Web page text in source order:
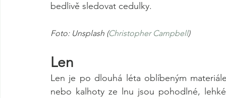
bedlivě sledovat cedulky.
Foto: Unsplash (Christopher Campbell)
Len
Len je po dlouhá léta oblíbeným
nebo kalhoty ze lnu jsou pohodlné,